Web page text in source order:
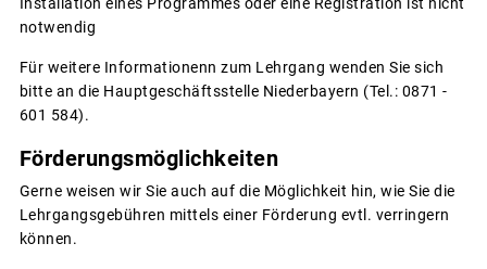
notwendig
Für weitere Informationenn zum Lehrgang wenden Sie sich
bitte an die Hauptgeschäftsstelle Niederbayern (Tel.: 0871 -
601 584).
Förderungsmöglichkeiten
Gerne weisen wir Sie auch auf die Möglichkeit hin, wie Sie die
Lehrgangsgebühren mittels einer Förderung evtl. verringern
können.